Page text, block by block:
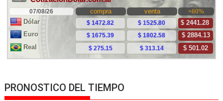
PRONOSTICO DEL TIEMPO